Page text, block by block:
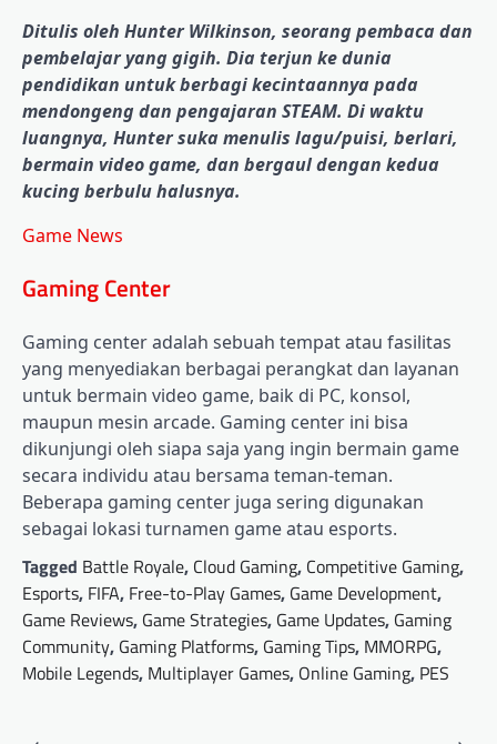
Ditulis oleh Hunter Wilkinson, seorang pembaca dan
pembelajar yang gigih. Dia terjun ke dunia
pendidikan untuk berbagi kecintaannya pada
mendongeng dan pengajaran STEAM. Di waktu
luangnya, Hunter suka menulis lagu/puisi, berlari,
bermain video game, dan bergaul dengan kedua
kucing berbulu halusnya.
Game News
Gaming Center
Gaming center adalah sebuah tempat atau fasilitas
yang menyediakan berbagai perangkat dan layanan
untuk bermain video game, baik di PC, konsol,
maupun mesin arcade. Gaming center ini bisa
dikunjungi oleh siapa saja yang ingin bermain game
secara individu atau bersama teman-teman.
Beberapa gaming center juga sering digunakan
sebagai lokasi turnamen game atau esports.
Tagged Battle Royale, Cloud Gaming, Competitive Gaming,
Esports, FIFA, Free-to-Play Games, Game Development,
Game Reviews, Game Strategies, Game Updates, Gaming
Community, Gaming Platforms, Gaming Tips, MMORPG,
Mobile Legends, Multiplayer Games, Online Gaming, PES
Post